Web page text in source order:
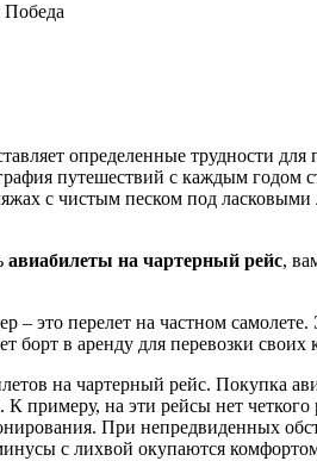
Победа
определенные трудности для
путешествий с каждым годом
с чистым песком под ласковыми
авиабилеты на чартерный рейс,
это перелет на частном
в аренду для перевозки своих
на чартерный рейс. Покупка
примеру, на эти рейсы нет четкого
При непредвиденных
с лихвой окупаются